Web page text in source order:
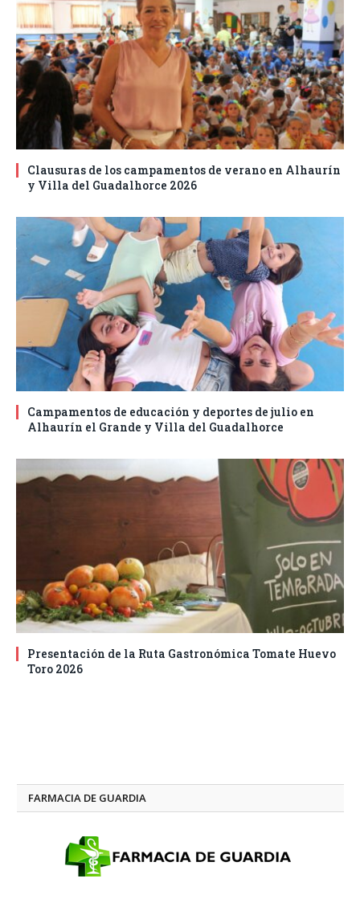
Clausuras de los campamentos de verano en Alhaurín
y Villa del Guadalhorce 2026
Campamentos de educación y deportes de julio en
Alhaurín el Grande y Villa del Guadalhorce
Presentación de la Ruta Gastronómica Tomate Huevo
Toro 2026
FARMACIA DE GUARDIA